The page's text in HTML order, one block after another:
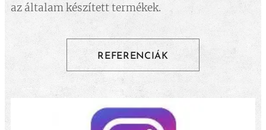
az általam készített termékek.
REFERENCIÁK